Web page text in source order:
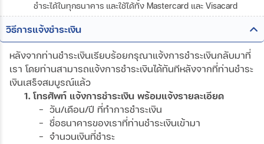
ชำระได้ในทุกธนาคาร และใช้ได้ทั้ง Mastercard และ Visacard
วิธีการแจ้งชำระเงิน
หลังจากท่านชำระเงินเรียบร้อยกรุณาแจ้งการชำระเงินกลับมาที่
เรา โดยท่านสามารถแจ้งการชำระเงินได้ทันทีหลังจากที่ท่านชำระ
เงินเสร็จสมบูรณ์แล้ว
1. โทรศัพท์ แจ้งการชำระเงิน พร้อมแจ้งรายละเอียด
- วัน/เดือน/ปี ที่ทำการชำระเงิน
- ชื่อธนาคารของเราที่ท่านชำระเงินเข้ามา
- จำนวนเงินที่ชำระ